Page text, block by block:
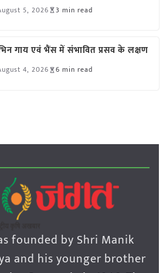
5, 2026 3 min read
गाय एवं भैंस में संभावित प्रसव के लक्षण
4, 2026 6 min read
founded by Shri Manik
and his younger brother